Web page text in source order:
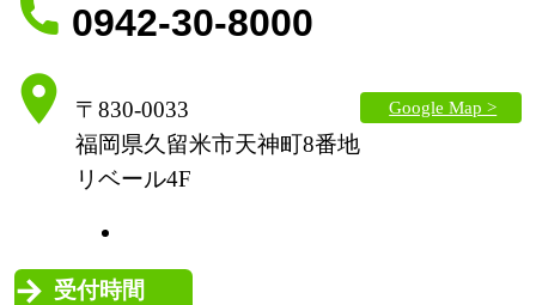
0942-30-8000
〒830-0033
福岡県久留米市天神町8番地
リベール4F
Google Map >
受付時間